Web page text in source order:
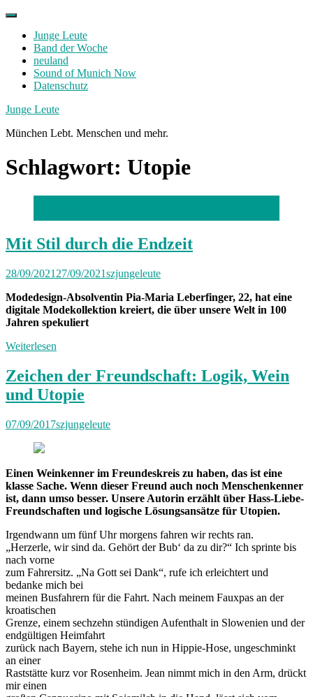
Skip
contentJunge Leute
Band der Woche
neuland
Sound of Munich Now
Datenschutz
Facebook
Twitter
Instagram
Junge Leute
München Lebt. Menschen und mehr.
Schlagwort: Utopie
Mit Stil durch die Endzeit
28/09/2021 27/09/2021szjungeleute
Modedesign-Absolventin Pia-Maria Leberfinger, 22, hat eine
digitale Modekollektion kreiert, die über unsere Welt in 100
Jahren spekuliert
Weiterlesen
Zeichen der Freundschaft: Logik, Wein
und Utopie
07/09/2017szjungeleute
Einen Weinkenner im Freundeskreis zu haben, das ist eine
klasse Sache. Wenn dieser Freund auch noch Menschenkenner
ist, dann umso besser. Unsere Autorin erzählt über Hass-Liebe-
Freundschaften und logische Lösungsansätze für Utopien.
Irgendwann um fünf Uhr morgens fahren wir rechts ran.
„Herzerle, wir sind da. Gehört der Bub‘ da zu dir?“ Ich sprinte bis
nach vorne
zum Fahrersitz. „Na Gott sei Dank“, rufe ich erleichtert und
bedanke mich bei
meinen Busfahrern für die Fahrt. Nach meinem Fauxpas an der
kroatischen
Grenze, einem sechzehn stündigen Aufenthalt in Slowenien und der
endgültigen Heimfahrt
zurück nach Bayern, stehe ich nun in Hippie-Hose, ungeschminkt
an einer
Raststätte kurz vor Rosenheim. Jean nimmt mich in den Arm, drückt
mir einen